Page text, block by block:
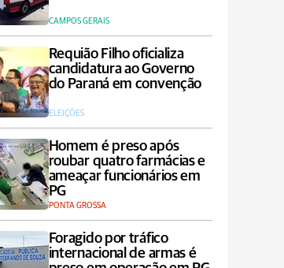
CAMPOS GERAIS
Requião Filho oficializa
candidatura ao Governo
do Paraná em convenção
ELEIÇÕES
Homem é preso após
roubar quatro farmácias e
ameaçar funcionários em
PG
PONTA GROSSA
Foragido por tráfico
internacional de armas é